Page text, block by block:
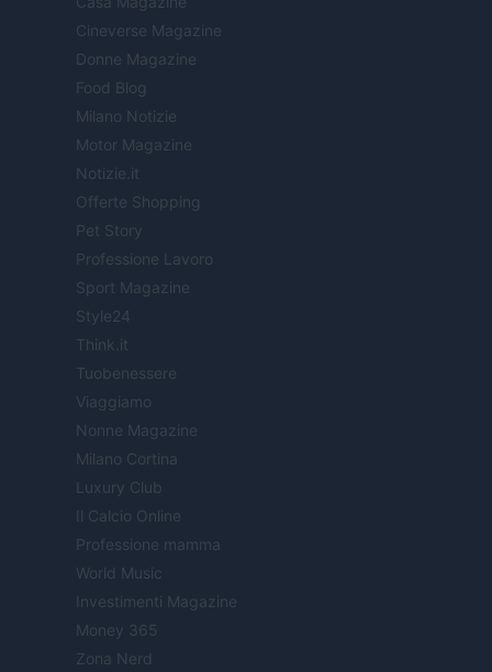
Cineverse Magazine
Donne Magazine
Food Blog
Milano Notizie
Motor Magazine
Notizie.it
Offerte Shopping
Pet Story
Professione Lavoro
Sport Magazine
Style24
Think.it
Tuobenessere
Viaggiamo
Nonne Magazine
Milano Cortina
Luxury Club
Il Calcio Online
Professione mamma
World Music
Investimenti Magazine
Money 365
Zona Nerd